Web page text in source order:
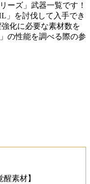
ーズ」武器一覧です！
」を討伐して入手でき
化に必要な素材数を
の性能を調べる際の参
素材】